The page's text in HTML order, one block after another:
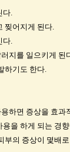
다.
찢어지게 된다.
다.
지를 일으키게 된
하기도 한다.
하면 증상을 효
용을 하게 되는 경
부의 증상이 몇배